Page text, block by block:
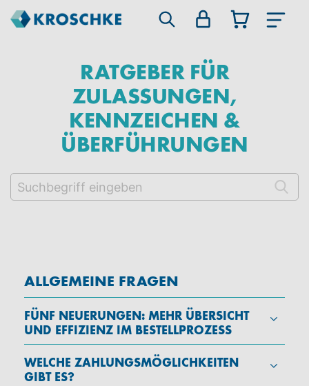
RATGEBER FÜR
ZULASSUNGEN,
KENNZEICHEN &
ÜBERFÜHRUNGEN
ALLGEMEINE FRAGEN
FÜNF NEUERUNGEN: MEHR ÜBERSICHT
UND EFFIZIENZ IM BESTELLPROZESS
WELCHE ZAHLUNGSMÖGLICHKEITEN
GIBT ES?